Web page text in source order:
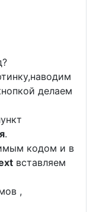
делаем
.
кодом и в
вставляем
,